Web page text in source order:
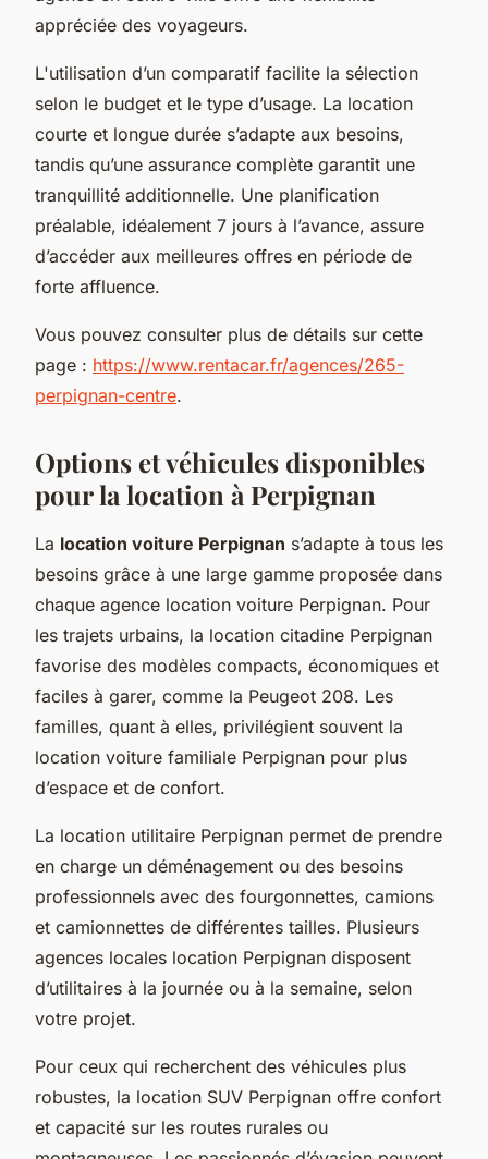
appréciée des voyageurs.
L'utilisation d’un comparatif facilite la sélection
selon le budget et le type d’usage. La location
courte et longue durée s’adapte aux besoins,
tandis qu’une assurance complète garantit une
tranquillité additionnelle. Une planification
préalable, idéalement 7 jours à l’avance, assure
d’accéder aux meilleures offres en période de
forte affluence.
Vous pouvez consulter plus de détails sur cette
page : https://www.rentacar.fr/agences/265-
perpignan-centre.
Options et véhicules disponibles
pour la location à Perpignan
La location voiture Perpignan s’adapte à tous les
besoins grâce à une large gamme proposée dans
chaque agence location voiture Perpignan. Pour
les trajets urbains, la location citadine Perpignan
favorise des modèles compacts, économiques et
faciles à garer, comme la Peugeot 208. Les
familles, quant à elles, privilégient souvent la
location voiture familiale Perpignan pour plus
d’espace et de confort.
La location utilitaire Perpignan permet de prendre
en charge un déménagement ou des besoins
professionnels avec des fourgonnettes, camions
et camionnettes de différentes tailles. Plusieurs
agences locales location Perpignan disposent
d’utilitaires à la journée ou à la semaine, selon
votre projet.
Pour ceux qui recherchent des véhicules plus
robustes, la location SUV Perpignan offre confort
et capacité sur les routes rurales ou